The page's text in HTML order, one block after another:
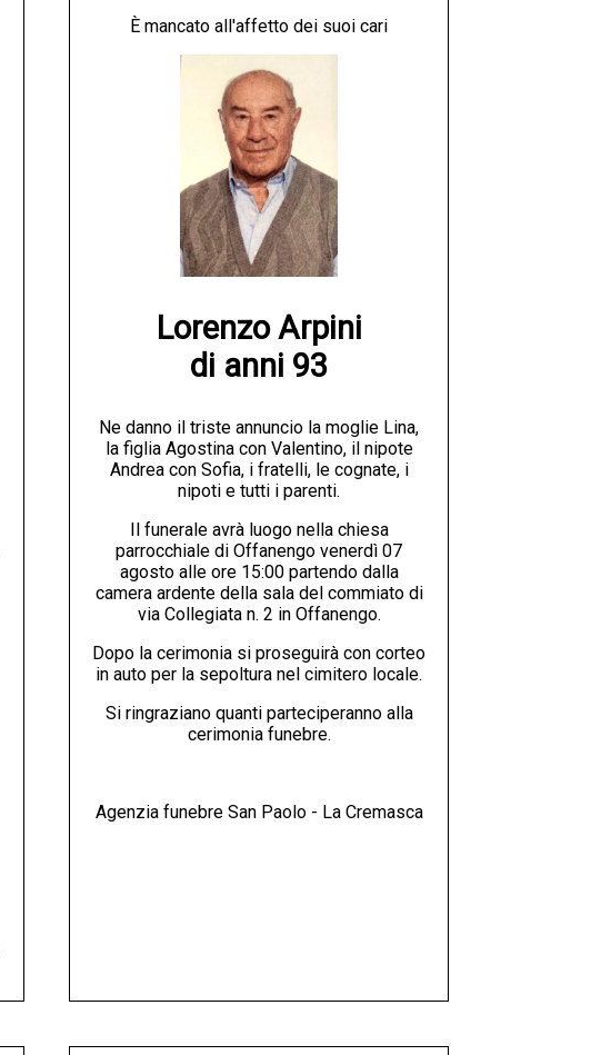
È mancato all'affetto dei suoi cari
Lorenzo Arpini
di anni 93
Ne danno il triste annuncio la moglie Lina,
la figlia Agostina con Valentino, il nipote
Andrea con Sofia, i fratelli, le cognate, i
nipoti e tutti i parenti.
Il funerale avrà luogo nella chiesa
parrocchiale di Offanengo venerdì 07
agosto alle ore 15:00 partendo dalla
camera ardente della sala del commiato di
via Collegiata n. 2 in Offanengo.
Dopo la cerimonia si proseguirà con corteo
in auto per la sepoltura nel cimitero locale.
Si ringraziano quanti parteciperanno alla
cerimonia funebre.
Agenzia funebre San Paolo - La Cremasca